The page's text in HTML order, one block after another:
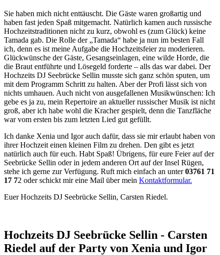
Sie haben mich nicht enttäuscht. Die Gäste waren großartig und
haben fast jeden Spaß mitgemacht. Natürlich kamen auch russische
Hochzeitstraditionen nicht zu kurz, obwohl es (zum Glück) keine
Tamada gab. Die Rolle der „Tamada“ habe ja nun im besten Fall
ich, denn es ist meine Aufgabe die Hochzeitsfeier zu moderieren.
Glückwünsche der Gäste, Gesangseinlagen, eine wilde Horde, die
die Braut entführte und Lösegeld forderte – alls das war dabei. Der
Hochzeits DJ Seebrücke Sellin musste sich ganz schön sputen, um
mit dem Programm Schritt zu halten. Aber der Profi lässt sich von
nichts umhauen. Auch nicht von ausgefallenen Musikwünschen: Ich
gebe es ja zu, mein Repertoire an aktueller russischer Musik ist nicht
groß, aber ich habe wohl die Kracher gespielt, denn die Tanzfläche
war vom ersten bis zum letzten Lied gut gefüllt.
Ich danke Xenia und Igor auch dafür, dass sie mir erlaubt haben von
ihrer Hochzeit einen kleinen Film zu drehen. Den gibt es jetzt
natürlich auch für euch. Habt Spaß! Übrigens, für eure Feier auf der
Seebrücke Sellin oder in jedem anderen Ort auf der Insel Rügen,
stehe ich gerne zur Verfügung. Ruft mich einfach an unter03761 71
17 72 oder schickt mir eine Mail über mein Kontaktformular.
Euer Hochzeits DJ Seebrücke Sellin, Carsten Riedel.
Hochzeits DJ Seebrücke Sellin - Carsten
Riedel auf der Party von Xenia und Igor